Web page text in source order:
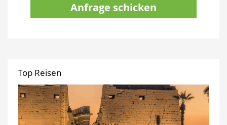
Anfrage schicken
Top Reisen